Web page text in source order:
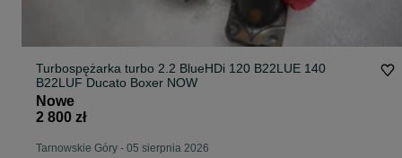
Turbospężarka turbo 2.2 BlueHDi 120 B22LUE 140
B22LUF Ducato Boxer NOW
Nowe
2 800 zł
Tarnowskie Góry - 05 sierpnia 2026